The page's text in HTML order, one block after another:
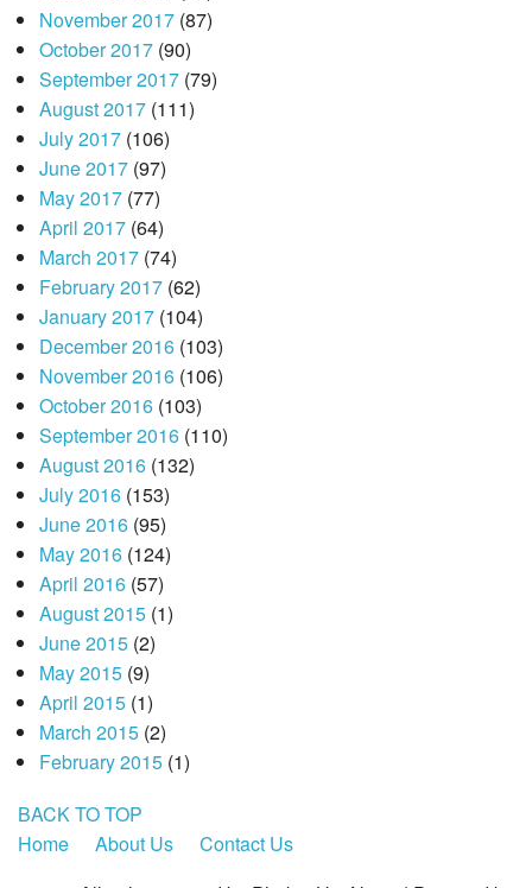
November 2017(87)
October 2017(90)
September 2017(79)
August 2017(111)
July 2017(106)
June 2017(97)
May 2017(77)
April 2017(64)
March 2017(74)
February 2017(62)
January 2017(104)
December 2016(103)
November 2016(106)
October 2016(103)
September 2016(110)
August 2016(132)
July 2016(153)
June 2016(95)
May 2016(124)
April 2016(57)
August 2015(1)
June 2015(2)
May 2015(9)
April 2015(1)
March 2015(2)
February 2015(1)
BACK TO TOP
Home
About Us
Contact Us